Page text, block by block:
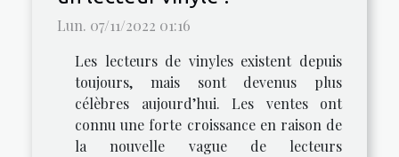
Lun. 07/11/2022 01:16
Les lecteurs de vinyles existent depuis
toujours, mais sont devenus plus
célèbres aujourd’hui. Les ventes ont
connu une forte croissance en raison de
la nouvelle vague de lecteurs